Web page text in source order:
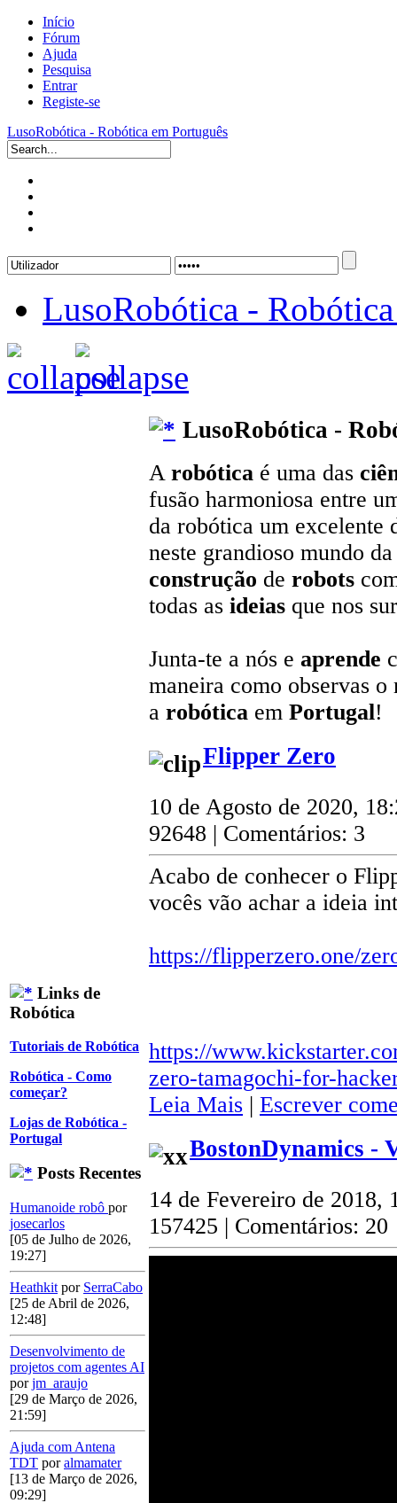
Início
Fórum
Ajuda
Pesquisa
Entrar
Registe-se
LusoRobótica - Robótica em Português
LusoRobótica -
Links de
Robótica
Tutoriais de Robótica
Robótica - Como
começar?
Lojas de Robótica -
Portugal
Posts Recentes
Humanoide robô por
josecarlos
[05 de Julho de 2026,
19:27]
Heathkit por SerraCabo
[25 de Abril de 2026,
12:48]
Desenvolvimento de
projetos com agentes AI
porjm_araujo
[29 de Março de 2026,
21:59]
Ajuda com Antena
TDT poralmamater
[13 de Março de 2026,
09:29]
LusoRobótica -
A robótica é uma das
fusão harmoniosa entre
da robótica um excelente
neste grandioso mundo
construção de robots
todas as ideias que nos
Junta-te a nós e aprende
maneira como observas
a robótica em Portugal!
Flipper Zero
10 de Agosto de 2020,
92648 | Comentários: 3
Acabo de conhecer o
vocês vão achar a ideia
https://flipperzero.one/
https://
zero-tamagochi-for-
Leia Mais | Escrever
BostonDynamics -
14 de Fevereiro de 2018,
157425 | Comentários: 20